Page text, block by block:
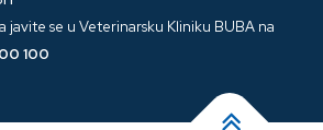
javite se u Veterinarsku Kliniku BUBA na
100